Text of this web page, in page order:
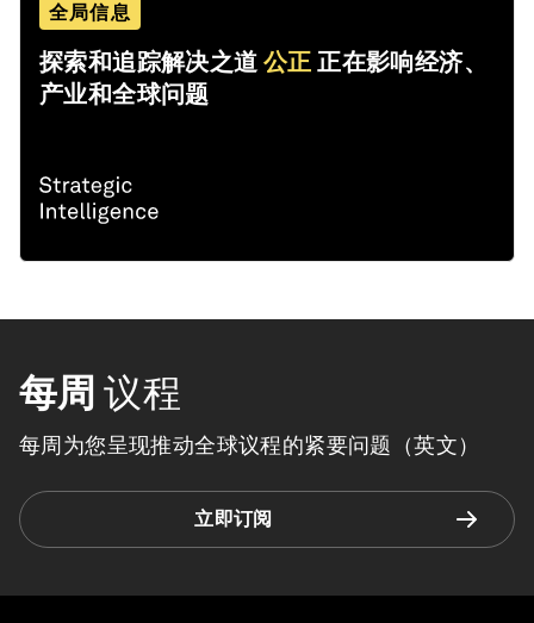
全局信息
探索和追踪解决之道公正 正在影响经济、
产业和全球问题
每周 议程
每周为您呈现推动全球议程的紧要问题（英文）
立即订阅